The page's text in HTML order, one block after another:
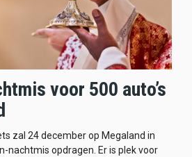
voor 500 auto’s
zal 24 december op Megaland in
nachtmis opdragen. Er is plek voor